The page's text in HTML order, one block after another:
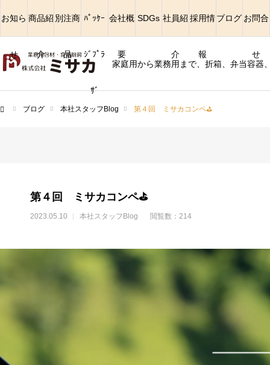
家庭用から業務用まで、折箱、弁当容器
お知ら
せ
商品紹
介
別注商
品
ﾊﾟｯｹｰ
ｼﾞﾌﾟﾗ
ｻﾞ
会社概
要
SDGs 社員紹
介
採用情
報
ブログ お問合
せ
ブログ 本社スタッフBlog 第４回 ミサカコンペ⛳
第４回 ミサカコンペ⛳
2023.05.10 本社スタッフBlog 閲覧数：214